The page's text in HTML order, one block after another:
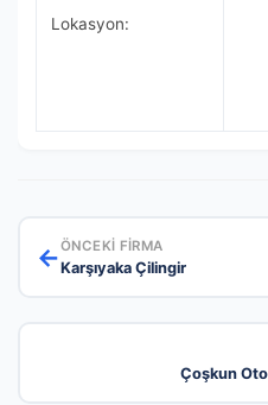
Lokasyon:
←ÖNCEKI FIRMA
Karşıyaka Çilingir
Çoşkun